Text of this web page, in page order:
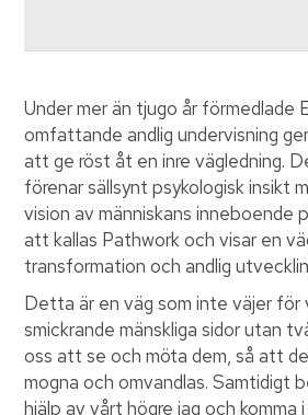
Under mer än tjugo år förmedlade
omfattande andlig undervisning
att ge röst åt en inre vägledning.
förenar sällsynt psykologisk insikt
vision av människans inneboende
att kallas Pathwork och visar en
transformation och andlig
Detta är en väg som inte väjer för
smickrande mänskliga sidor utan
oss att se och möta dem, så att
mogna och omvandlas. Samtidigt
hjälp av vårt högre jag och komma